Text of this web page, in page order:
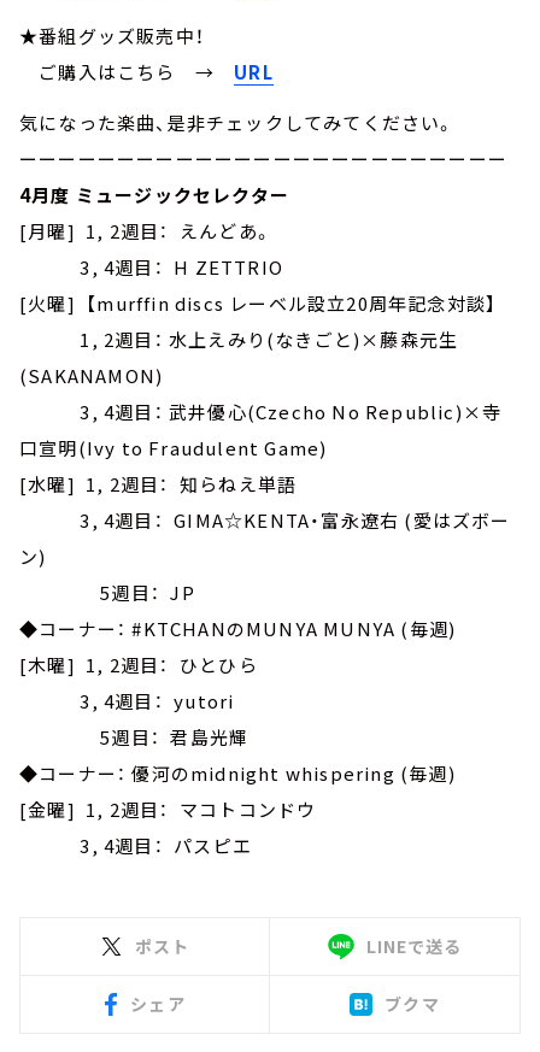
★番組グッズ販売中！
ご購入はこちら → URL
気になった楽曲、是非チェックしてみてください。
ーーーーーーーーーーーーーーーーーーーーーーーーー
4月度 ミュージックセレクター
[月曜] 1, 2週目： えんどあ。
3, 4週目： H ZETTRIO
[火曜] 【murffin discs レーベル設立20周年記念対談】
1, 2週目： 水上えみり(なきごと)×藤森元生
(SAKANAMON)
3, 4週目： 武井優心(Czecho No Republic)×寺
口宣明(Ivy to Fraudulent Game)
[水曜] 1, 2週目： 知らねえ単語
3, 4週目： GIMA☆KENTA・富永遼右 (愛はズボー
ン)
5週目： JP
◆コーナー： #KTCHANのMUNYA MUNYA (毎週)
[木曜] 1, 2週目： ひとひら
3, 4週目： yutori
5週目： 君島光輝
◆コーナー： 優河のmidnight whispering (毎週)
[金曜] 1, 2週目： マコトコンドウ
3, 4週目： パスピエ
ポスト LINEで送る
シェア ブクマ